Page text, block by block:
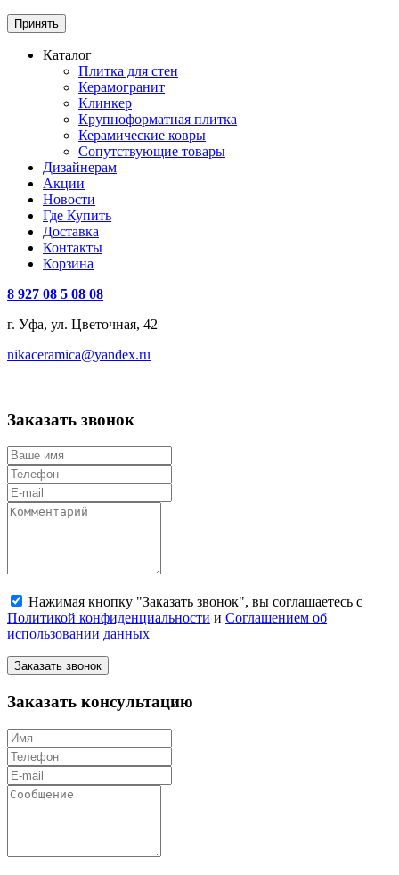
Принять
Каталог
Плитка для стен
Керамогранит
Клинкер
Крупноформатная плитка
Керамические ковры
Сопутствующие товары
Дизайнерам
Акции
Новости
Где Купить
Доставка
Контакты
Корзина
8 927 08 5 08 08
г. Уфа, ул. Цветочная, 42
nikaceramica@yandex.ru
Заказать звонок
Нажимая кнопку "Заказать звонок", вы соглашаетесь с
Политикой конфиденциальности и Соглашением об
использовании данных
Заказать звонок
Заказать консультацию